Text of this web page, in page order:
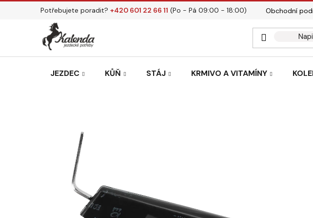
Přejít
Potřebujete poradit? +420 601 22 66 11 (Po - Pá 09:00 - 18:00) Obchodní
JEZDEC KŮŇ STÁJ KRMIVO A VITAMÍNY